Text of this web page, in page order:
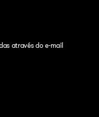
através do e-mail